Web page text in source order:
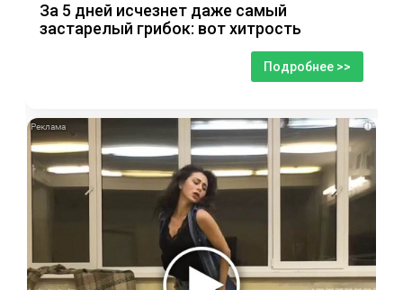
За 5 дней исчезнет даже самый
застарелый грибок: вот хитрость
Подробнее >>
i